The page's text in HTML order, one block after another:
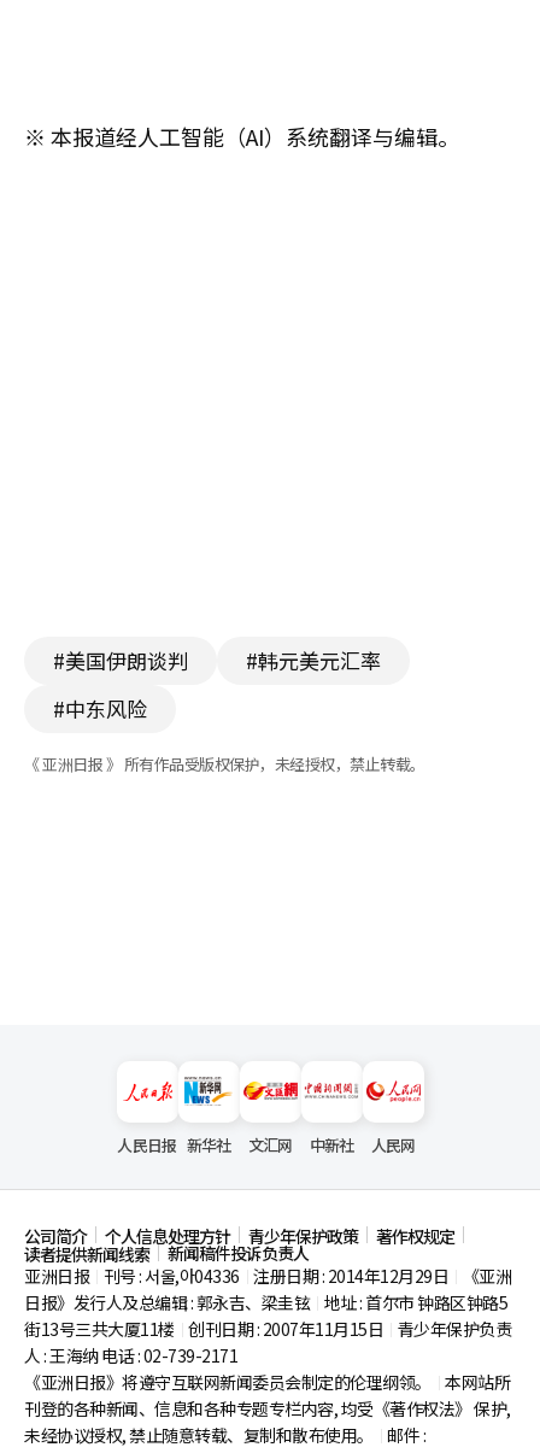
※ 本报道经人工智能（AI）系统翻译与编辑。
#美国伊朗谈判
#韩元美元汇率
#中东风险
《 亚洲日报 》 所有作品受版权保护，未经授权，禁止转载。
人民日报 新华社 文汇网 中新社 人民网
公司简介 个人信息处理方针 青少年保护政策 著作权规定
读者提供新闻线索
新闻稿件投诉负责人
亚洲日报
刊号 : 서울,아04336 注册日期 : 2014年12月29日
《亚洲
日报》发行人及总编辑 : 郭永吉、梁圭铉 地址 : 首尔市钟路区钟路5
街13号三共大厦11楼 创刊日期 : 2007年11月15日
青少年保护负责
人 : 王海纳 电话 : 02-739-2171
《亚洲日报》将遵守互联网新闻委员会制定的伦理纲领。
本网站所
刊登的各种新闻、信息和各种专题专栏内容, 均受《著作权法》 保护,
未经协议授权, 禁止随意转载、复制和散布使用。
邮件 :